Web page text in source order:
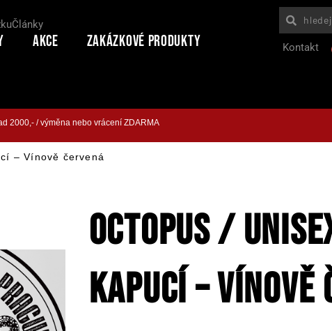
Články
Akce Zakázkové produkty Kontakt
2000,- / výměna nebo vrácení ZDARMA
– Vínově červená
OCTOPUS /
KAPUCÍ – VÍNOVĚ